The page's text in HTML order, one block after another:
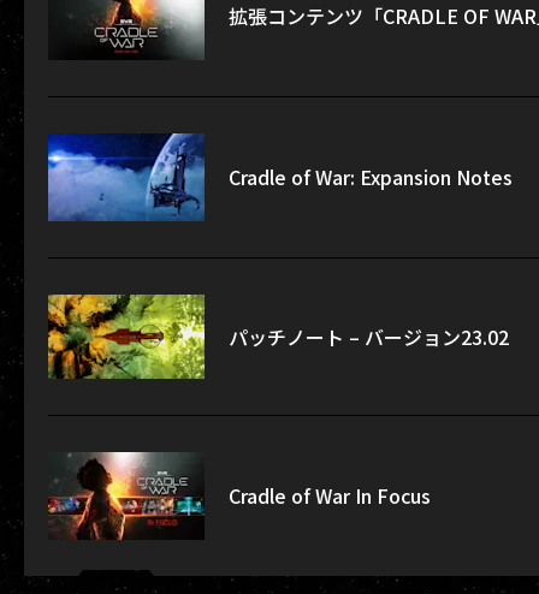
拡張コンテンツ「CRADLE OF
Cradle of War: Expansion Notes
パッチノート – バージョン23.02
Cradle of War In Focus